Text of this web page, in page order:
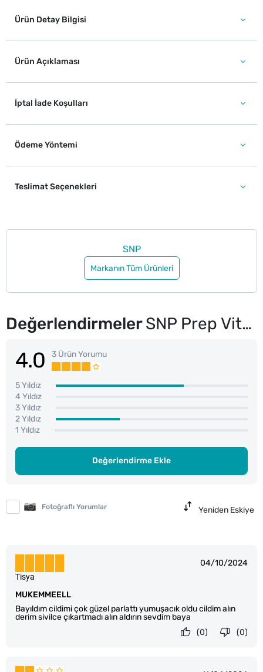
Ürün Detay Bilgisi
Ürün Açıklaması
İptal İade Koşulları
Ödeme Yöntemi
Teslimat Seçenekleri
SNP
Markanın Tüm Ürünleri
DeğerlendirmelerSNP Prep Vitaronic Ampul Maske 25 ml
4.0 3 Ürün Yorumu
5 Yıldız
4 Yıldız
3 Yıldız
2 Yıldız
1 Yıldız
Değerlendirme Ekle
Fotoğraflı Yorumlar Yeniden Eskiye
04/10/2024
MUKEMMEELL
Bayıldım cildimi çok güzel parlattı yumuşacık oldu cildim alın
derim sivilce çıkartmadı alın aldırın sevdim baya
Tisya
(0)
(0)